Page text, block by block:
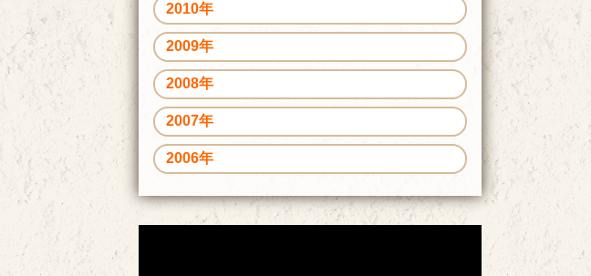
2010年
2009年
2008年
2007年
2006年